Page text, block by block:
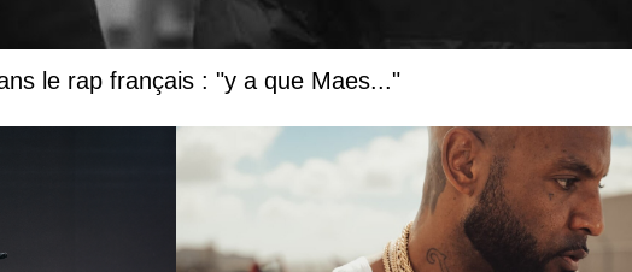
le rap français : "y a que Maes..."